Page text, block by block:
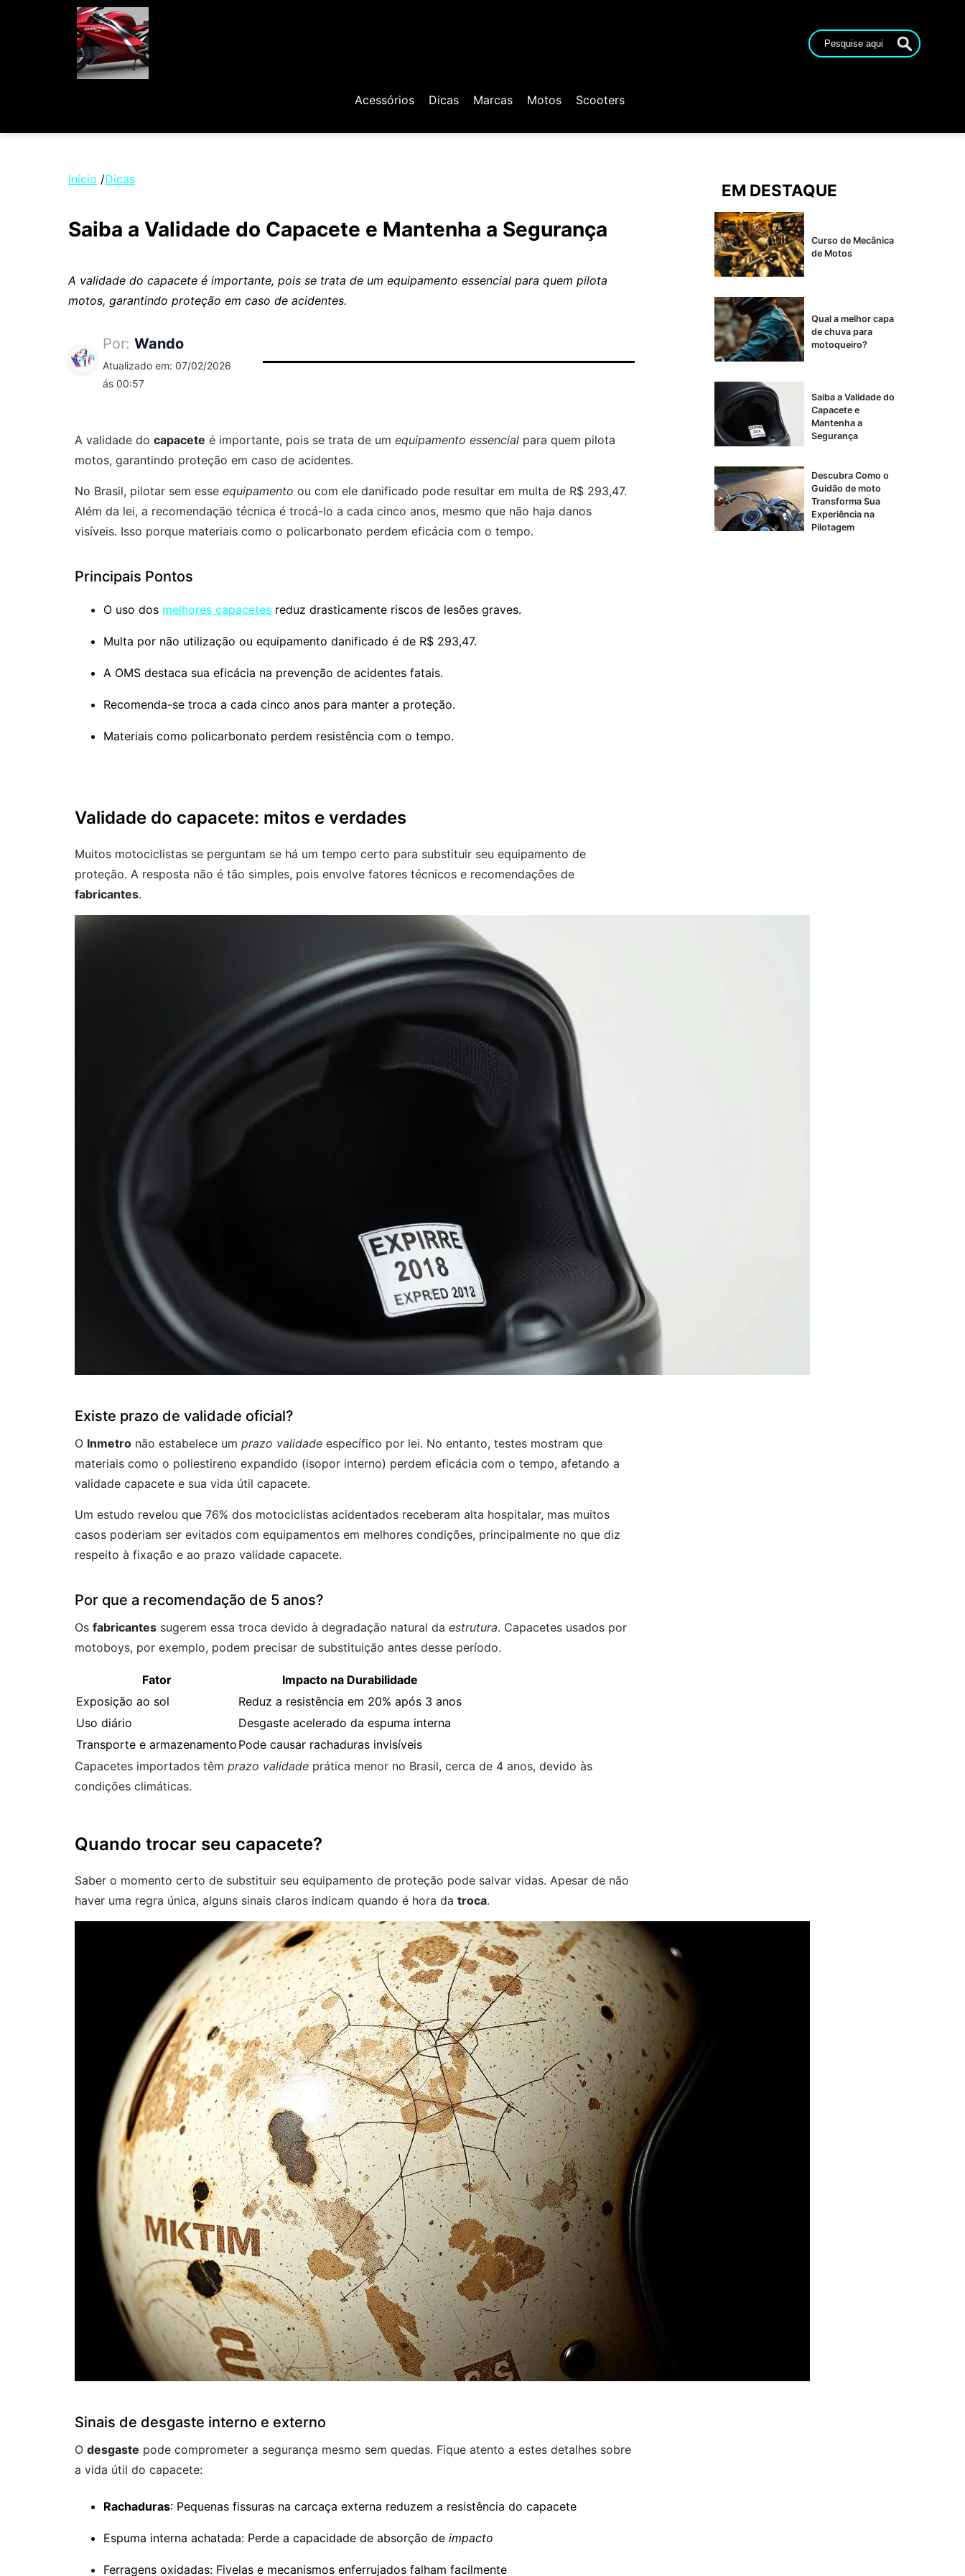
Acessórios Dicas Marcas Motos Scooters
Início /Dicas
Saiba a Validade do Capacete e Mantenha a Segurança
A validade do capacete é importante, pois se trata de um equipamento essencial para quem pilota
motos, garantindo proteção em caso de acidentes.
Por: Wando
Atualizado em: 07/02/2026
ás 00:57
A validade do capacete é importante, pois se trata de um equipamento essencial para quem pilota
motos, garantindo proteção em caso de acidentes.
No Brasil, pilotar sem esse equipamento ou com ele danificado pode resultar em multa de R$ 293,47.
Além da lei, a recomendação técnica é trocá-lo a cada cinco anos, mesmo que não haja danos
visíveis. Isso porque materiais como o policarbonato perdem eficácia com o tempo.
Principais Pontos
O uso dos melhores capacetes reduz drasticamente riscos de lesões graves.
Multa por não utilização ou equipamento danificado é de R$ 293,47.
A OMS destaca sua eficácia na prevenção de acidentes fatais.
Recomenda-se troca a cada cinco anos para manter a proteção.
Materiais como policarbonato perdem resistência com o tempo.
Validade do capacete: mitos e verdades
Muitos motociclistas se perguntam se há um tempo certo para substituir seu equipamento de
proteção. A resposta não é tão simples, pois envolve fatores técnicos e recomendações de
fabricantes.
Existe prazo de validade oficial?
O Inmetro não estabelece um prazo validade específico por lei. No entanto, testes mostram que
materiais como o poliestireno expandido (isopor interno) perdem eficácia com o tempo, afetando a
validade capacete e sua vida útil capacete.
Um estudo revelou que 76% dos motociclistas acidentados receberam alta hospitalar, mas muitos
casos poderiam ser evitados com equipamentos em melhores condições, principalmente no que diz
respeito à fixação e ao prazo validade capacete.
Por que a recomendação de 5 anos?
Os fabricantes sugerem essa troca devido à degradação natural da estrutura. Capacetes usados por
motoboys, por exemplo, podem precisar de substituição antes desse período.
Fator
Impacto na Durabilidade
Exposição ao sol
Reduz a resistência em 20% após 3 anos
Uso diário
Desgaste acelerado da espuma interna
Transporte e armazenamento Pode causar rachaduras invisíveis
Capacetes importados têm prazo validade prática menor no Brasil, cerca de 4 anos, devido às
condições climáticas.
Quando trocar seu capacete?
Saber o momento certo de substituir seu equipamento de proteção pode salvar vidas. Apesar de não
haver uma regra única, alguns sinais claros indicam quando é hora da troca.
Sinais de desgaste interno e externo
O desgaste pode comprometer a segurança mesmo sem quedas. Fique atento a estes detalhes sobre
a vida útil do capacete:
Rachaduras: Pequenas fissuras na carcaça externa reduzem a resistência do capacete
Espuma interna achatada: Perde a capacidade de absorção de impacto
Ferragens oxidadas: Fivelas e mecanismos enferrujados falham facilmente
EM DESTAQUE
Curso de Mecânica
de Motos
Qual a melhor capa
de chuva para
motoqueiro?
Saiba a Validade do
Capacete e
Mantenha a
Segurança
Descubra Como o
Guidão de moto
Transforma Sua
Experiência na
Pilotagem